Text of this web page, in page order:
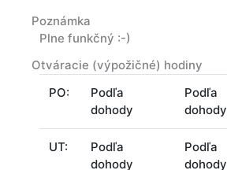
Poznámka
Plne funkčný :-)
Otváracie (výpožičné) hodiny
PO:
Podľa
dohody
Podľa
dohody
UT:
Podľa
dohody
Podľa
dohody